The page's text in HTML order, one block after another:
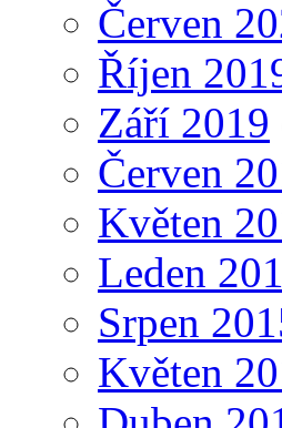
Červen
Říjen
Září 2019
Červen
Květen
Leden
Srpen
Květen